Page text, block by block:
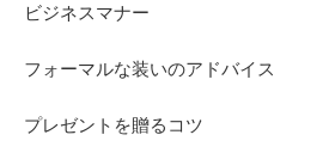
ビジネスマナー
フォーマルな装いのアドバイス
プレゼントを贈るコツ